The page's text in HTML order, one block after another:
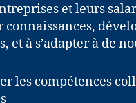
et leurs
et à s’adapter à de
les compétences